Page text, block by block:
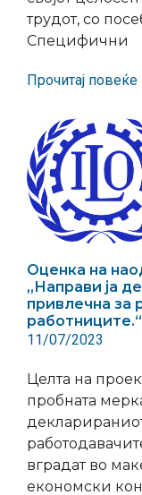
трудот, со
Специфични
Прочитај повеќе
Оценка на
„Направи ја
привлечна за
работниците.“
11/07/2023
Целта на
пробната
вградат во
економски